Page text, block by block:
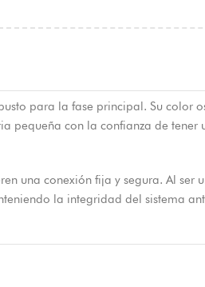
para la fase principal. Su color
pequeña con la confianza de tener
una conexión fija y segura. Al ser
la integridad del sistema